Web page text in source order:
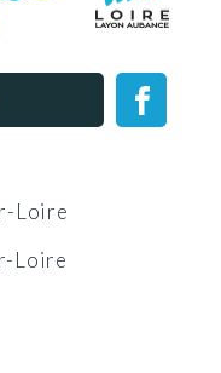
Loire
Loire